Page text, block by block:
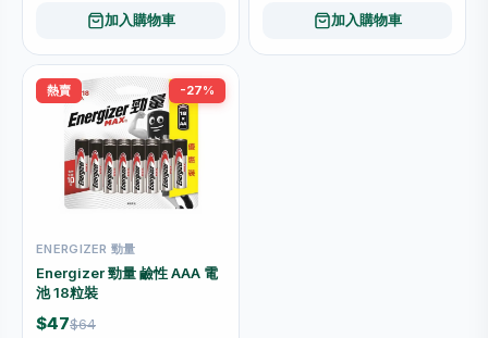
加入購物車 加入購物車
熱賣 -27%
ENERGIZER 勁量
Energizer 勁量 鹼性 AAA 電
池 18粒裝
$47$64